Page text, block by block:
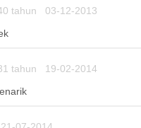
tahun 03-12-2013
tahun 19-02-2014